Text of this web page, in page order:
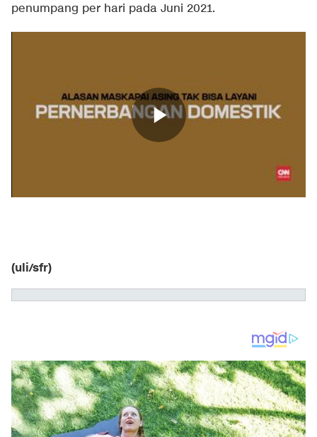
penumpang per hari pada Juni 2021.
(uli/sfr)